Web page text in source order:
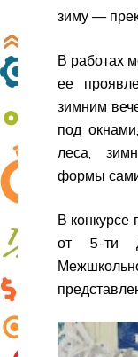
зиму —
В работах
ее
зимним
под
леса,
формы
В конкурсе
от 5-ти